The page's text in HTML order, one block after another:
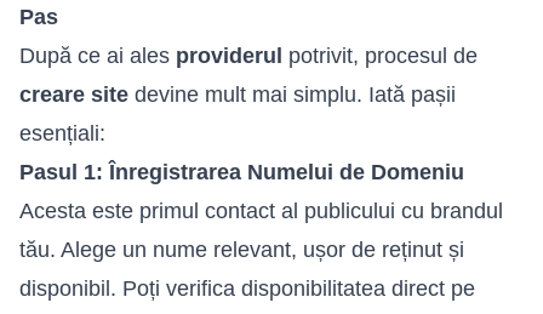
Pas
După ce ai ales providerul potrivit, procesul de
creare site devine mult mai simplu. Iată pașii
esențiali:
Pasul 1: Înregistrarea Numelui de Domeniu
Acesta este primul contact al publicului cu brandul
tău. Alege un nume relevant, ușor de reținut și
disponibil. Poți verifica disponibilitatea direct pe